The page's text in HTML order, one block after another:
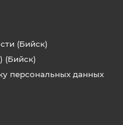
(Бийск)
(Бийск)
персональных данных